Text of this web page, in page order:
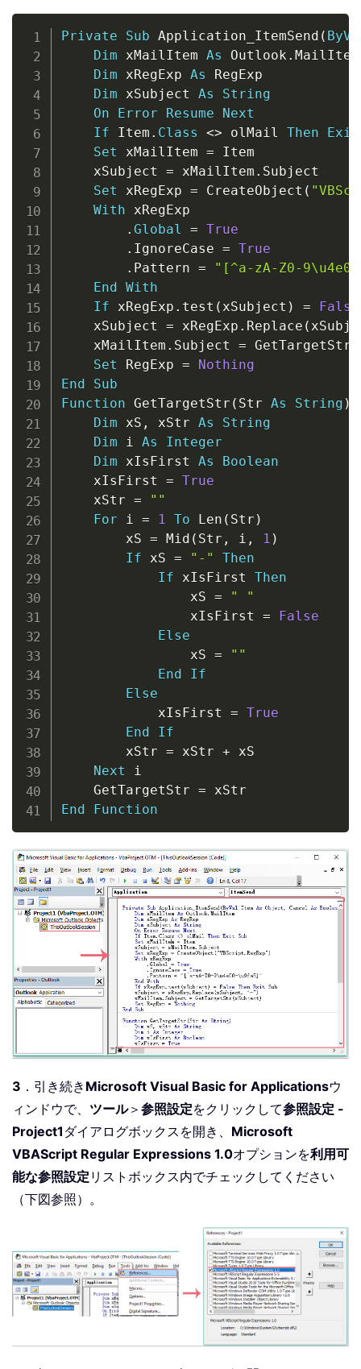
Private Sub Application_ItemSend (
Dim xMailItem As Outlook . MailItem
Dim xRegExp As RegExp
Dim xSubject As
String
On
Error Resume
Next
If Item . Class <> olMail Then
Exit
Set xMailItem = Item
    xSubject
= xMailItem . Subject
Set xRegExp = CreateObject (
With xRegExp
. Global = True
. IgnoreCase = True
. Pattern =
"[^a-zA-Z0-
End
With
If xRegExp . test ( xSubject ) =
False
    xSubject
= xRegExp . Replace (
    xMailItem
. Subject = GetTargetStr
Set RegExp =
Nothing
End
Sub
Function GetTargetStr ( Str As String )
Dim xS , xStr As
String
Dim i As
Integer
Dim xIsFirst As
Boolean
    xIsFirst
= True
    xStr
=
""
For i = 1 To Len ( Str )
        xS
= Mid ( Str , i , 1 )
If xS = "-"
Then
If xIsFirst Then
                xS
=
" "
                xIsFirst
=
False
Else
                xS
=
""
End
If
Else
            xIsFirst
= True
End
If
        xStr
= xStr + xS
Next i
    GetTargetStr
=
End
Function
Copy
3 ．引き続き Microsoft Visual Basic for Applicationsウ
ィンドウで、 ツール＞ 参照設定をクリックして参照設定 -
Project1 ダイアログボックスを開き、 Microsoft
VBAScript Regular Expressions 1.0オプションを利用可
能な参照設定 リストボックス内でチェックしてください
（下図参照）。